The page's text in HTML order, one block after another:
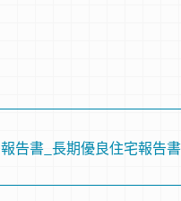
報告書_長期優良住宅報告